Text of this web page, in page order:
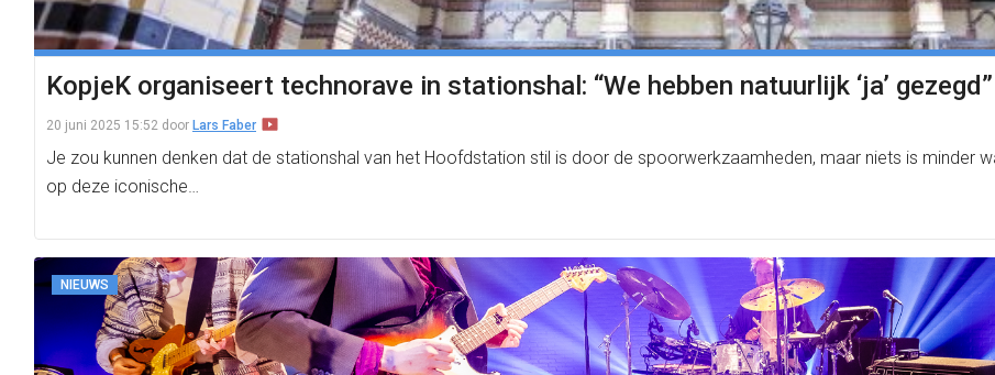
KopjeK organiseert technorave in stationshal: “We hebben natuurlijk ‘ja’ gezegd”
20 juni 2025 15:52 door Lars Faber
Je zou kunnen denken dat de stationshal van het Hoofdstation stil is door de spoorwerkzaamheden, maar niets is minder
op deze iconische…
NIEUWS